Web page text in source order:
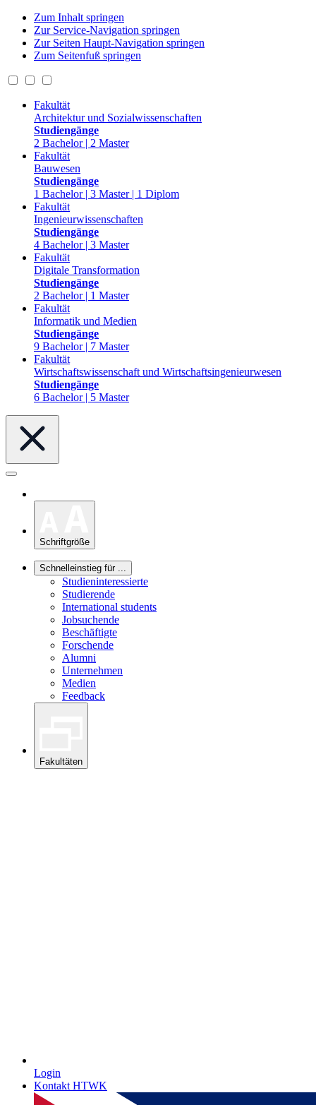
Zum Inhalt springen
Zur Service-Navigation springen
Zur Seiten Haupt-Navigation springen
Zum Seitenfuß springen
Fakultät
Architektur und Sozialwissenschaften
Studiengänge
2 Bachelor | 2 Master
Fakultät
Bauwesen
Studiengänge
1 Bachelor | 3 Master | 1 Diplom
Fakultät
Ingenieurwissenschaften
Studiengänge
4 Bachelor | 3 Master
Fakultät
Digitale Transformation
Studiengänge
2 Bachelor | 1 Master
Fakultät
Informatik und Medien
Studiengänge
9 Bachelor | 7 Master
Fakultät
Wirtschaftswissenschaft und Wirtschaftsingenieurwesen
Studiengänge
6 Bachelor | 5 Master
Schriftgröße
Schnelleinstieg für ...
Studieninteressierte
Studierende
International students
Jobsuchende
Beschäftigte
Forschende
Alumni
Unternehmen
Medien
Feedback
Fakultäten
Login
Kontakt HTWK